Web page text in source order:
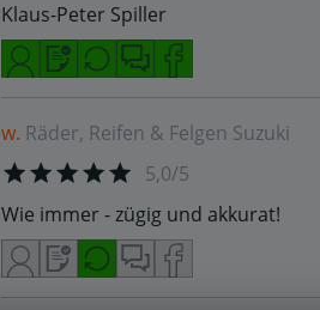
Klaus-Peter Spiller
w. Räder, Reifen & Felgen Suzuki
5,0/5
Wie immer - zügig und akkurat!